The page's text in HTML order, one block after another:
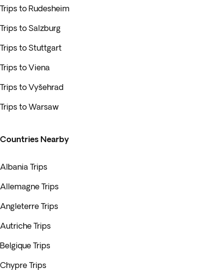
Trips to Rudesheim
Trips to Salzburg
Trips to Stuttgart
Trips to Viena
Trips to Vyšehrad
Trips to Warsaw
Countries Nearby
Albania Trips
Allemagne Trips
Angleterre Trips
Autriche Trips
Belgique Trips
Chypre Trips